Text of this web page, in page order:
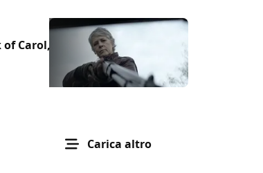
of Carol,
Carica altro